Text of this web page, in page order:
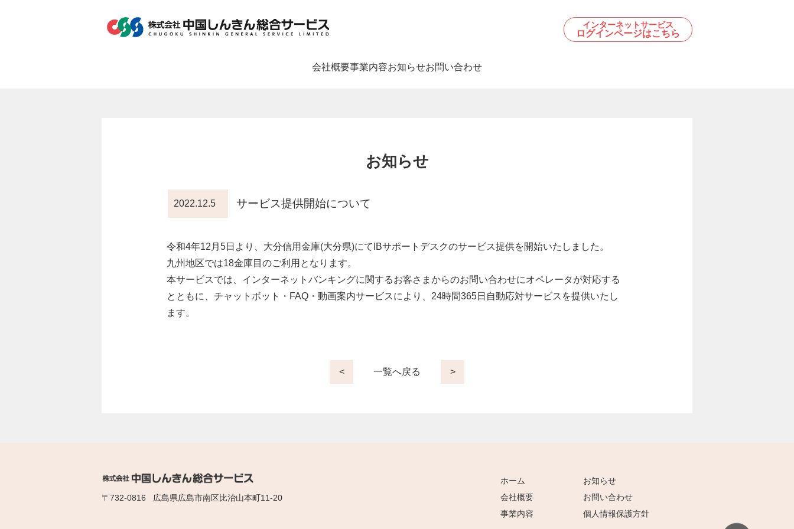
インターネットサービス
ログインページはこちら
会社概要事業内容お知らせお問い合わせ
お知らせ
2022.12.5 サービス提供開始について
令和4年12月5日より、大分信用金庫(大分県)にてIBサポートデスクのサービス提供を開始いたしました。
九州地区では18金庫目のご利用となります。
本サービスでは、インターネットバンキングに関するお客さまからのお問い合わせにオペレータが対応する
とともに、チャットボット・FAQ・動画案内サービスにより、24時間365日自動応対サービスを提供いたし
ます。
< 一覧へ戻る >
〒732-0816 広島県広島市南区比治山本町11-20
ホーム
会社概要
事業内容
お知らせ
お問い合わせ
個人情報保護方針